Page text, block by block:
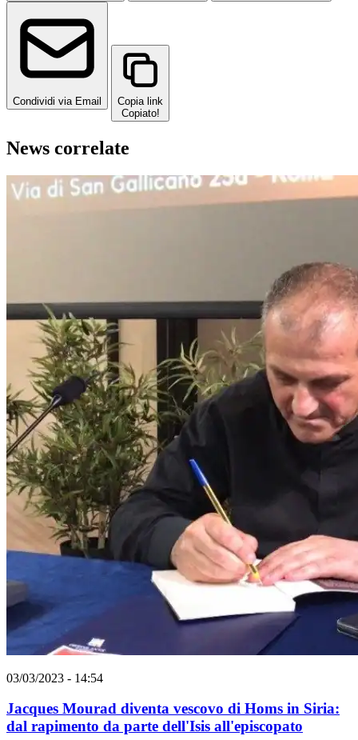
Condividi via Email
Copia link
Copiato!
News correlate
03/03/2023 - 14:54
Jacques Mourad diventa vescovo di Homs in Siria:
dal rapimento da parte dell'Isis all'episcopato